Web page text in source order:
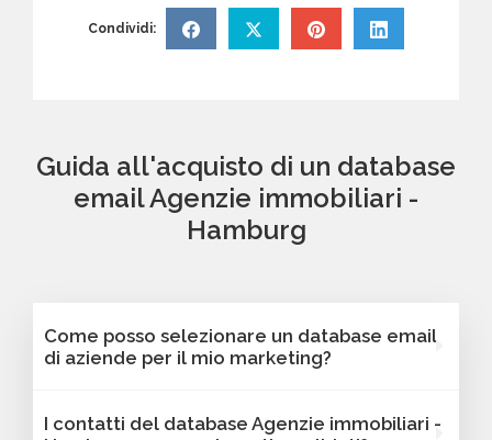
Condividi:
Guida all'acquisto di un database
email Agenzie immobiliari -
Hamburg
Come posso selezionare un database email
di aziende per il mio marketing?
nostra piattaforma Bancomail. Troverai
I contatti del database Agenzie immobiliari -